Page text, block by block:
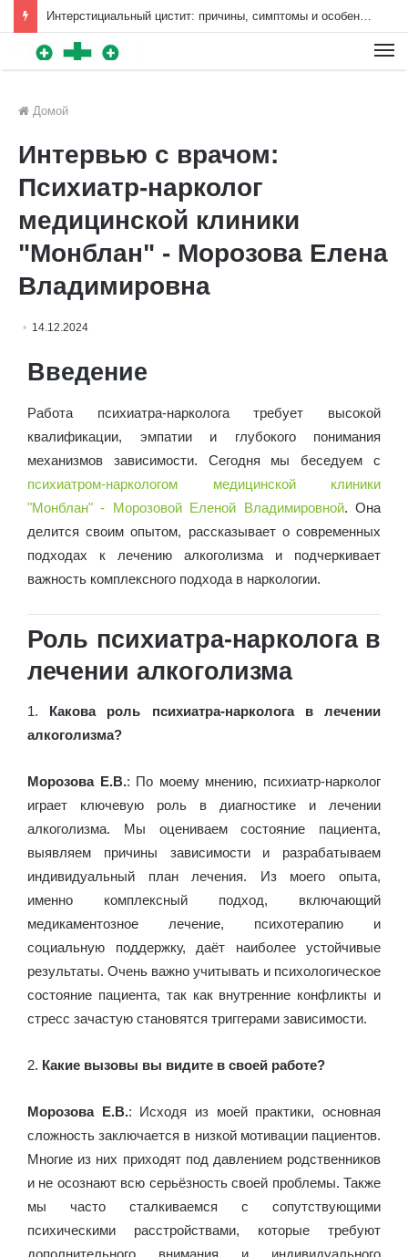
Интерстициальный цистит: причины, симптомы и особенности лечения | Diet4Health.ru
Домой
Интервью с врачом:
Психиатр-нарколог
медицинской клиники
"Монблан" - Морозова Елена
Владимировна
14.12.2024
Введение
Работа психиатра-нарколога требует высокой
квалификации, эмпатии и глубокого понимания
механизмов зависимости. Сегодня мы беседуем с
психиатром-наркологом медицинской клиники
"Монблан" - Морозовой Еленой Владимировной. Она
делится своим опытом, рассказывает о современных
подходах к лечению алкоголизма и подчеркивает
важность комплексного подхода в наркологии.
Роль психиатра-нарколога в
лечении алкоголизма
1. Какова роль психиатра-нарколога в лечении
алкоголизма?
Морозова Е.В.: По моему мнению, психиатр-нарколог
играет ключевую роль в диагностике и лечении
алкоголизма. Мы оцениваем состояние пациента,
выявляем причины зависимости и разрабатываем
индивидуальный план лечения. Из моего опыта,
именно комплексный подход, включающий
медикаментозное лечение, психотерапию и
социальную поддержку, даёт наиболее устойчивые
результаты. Очень важно учитывать и психологическое
состояние пациента, так как внутренние конфликты и
стресс зачастую становятся триггерами зависимости.
2. Какие вызовы вы видите в своей работе?
Морозова Е.В.: Исходя из моей практики, основная
сложность заключается в низкой мотивации пациентов.
Многие из них приходят под давлением родственников
и не осознают всю серьёзность своей проблемы. Также
мы часто сталкиваемся с сопутствующими
психическими расстройствами, которые требуют
дополнительного внимания и индивидуального
Для любых предложений по